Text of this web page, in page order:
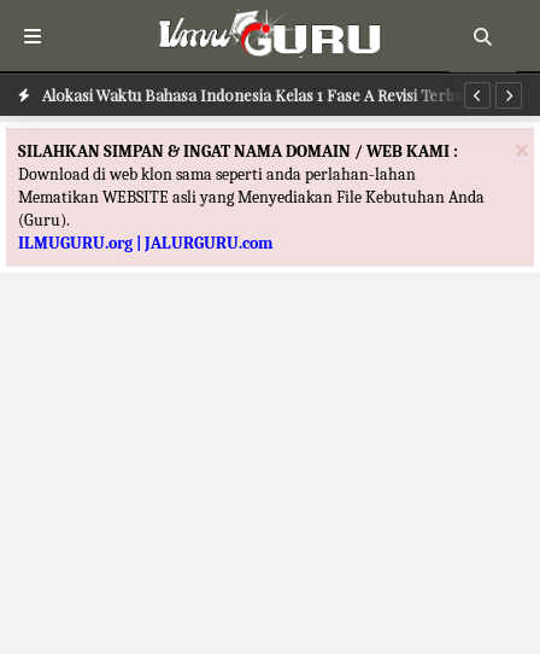
Alokasi Waktu Bahasa Indonesia Kelas 1 Fase A Revisi Terbaru
Alokasi Waktu Ushul Fikih Kelas 12 Fase F Merdeka Terbaru
×
SILAHKAN SIMPAN & INGAT NAMA DOMAIN / WEB KAMI :
Download di web klon sama seperti anda perlahan-lahan
Mematikan WEBSITE asli yang Menyediakan File Kebutuhan Anda
(Guru).
ILMUGURU.org | JALURGURU.com